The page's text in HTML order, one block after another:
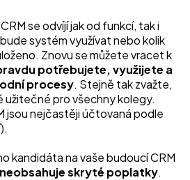
se odvíjí jak od funkcí, tak i
systém využívat nebo kolik
Znovu se můžete vracet k
potřebujete, využijete a
procesy. Stejně tak zvažte,
užitečné pro všechny kolegy.
jsou nejčastěji účtovaná podle
kandidáta na vaše budoucí CRM
skryté poplatky.